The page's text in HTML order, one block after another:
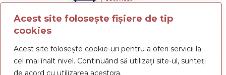
Acest site folosește fișiere de tip
cookies
Acest site folosește cookie-uri pentru a oferi servicii la
cel mai înalt nivel. Continuând să utilizați site-ul, sunteți
de acord cu utilizarea acestora.
Termeni și condiții
Politica cookies